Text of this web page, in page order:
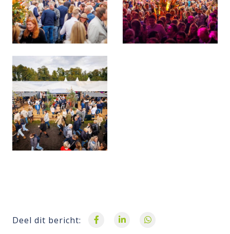
Deel dit bericht: